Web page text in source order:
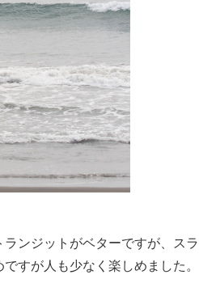
ンジットがベターですが、ス
すが人も少なく楽しめました。